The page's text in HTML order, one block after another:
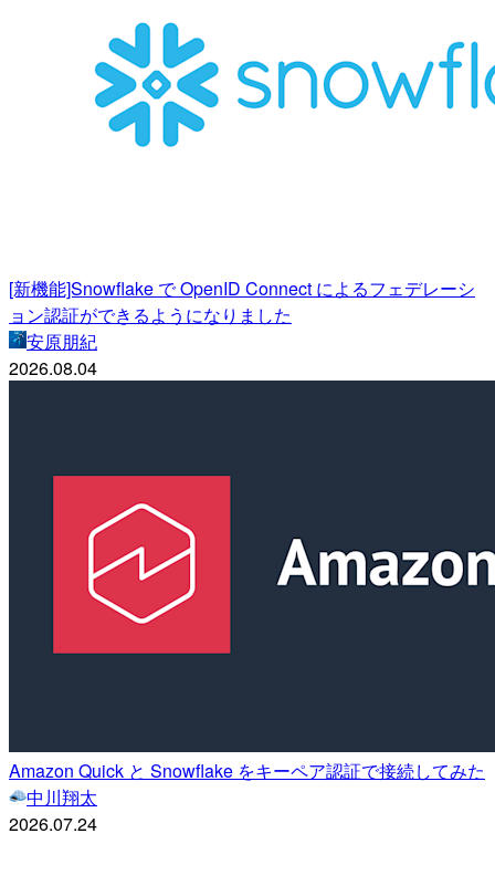
[新機能]Snowflake で OpenID Connect によるフェデレーシ
ョン認証ができるようになりました
安原朋紀
2026.08.04
Amazon Quick と Snowflake をキーペア認証で接続してみた
中川翔太
2026.07.24